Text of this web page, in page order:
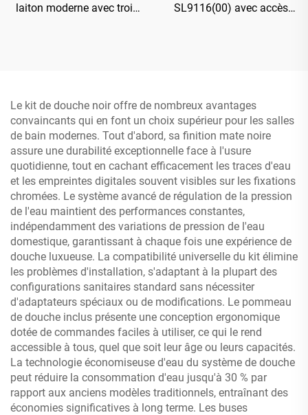
laiton moderne avec trois
SL9116(00) avec accès
Le kit de douche noir offre de nombreux avantages
convaincants qui en font un choix supérieur pour les salles
de bain modernes. Tout d'abord, sa finition mate noire
assure une durabilité exceptionnelle face à l'usure
quotidienne, tout en cachant efficacement les traces d'eau
et les empreintes digitales souvent visibles sur les fixations
chromées. Le système avancé de régulation de la pression
de l'eau maintient des performances constantes,
indépendamment des variations de pression de l'eau
domestique, garantissant à chaque fois une expérience de
douche luxueuse. La compatibilité universelle du kit élimine
les problèmes d'installation, s'adaptant à la plupart des
configurations sanitaires standard sans nécessiter
d'adaptateurs spéciaux ou de modifications. Le pommeau
de douche inclus présente une conception ergonomique
dotée de commandes faciles à utiliser, ce qui le rend
accessible à tous, quel que soit leur âge ou leurs capacités.
La technologie économiseuse d'eau du système de douche
peut réduire la consommation d'eau jusqu'à 30 % par
rapport aux anciens modèles traditionnels, entraînant des
économies significatives à long terme. Les buses